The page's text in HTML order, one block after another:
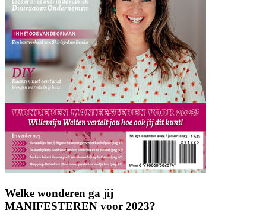
Welke wonderen ga jij
MANIFESTEREN voor 2023?